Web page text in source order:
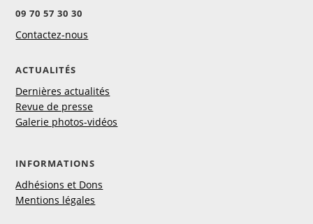
09 70 57 30 30
Contactez-nous
ACTUALITÉS
Dernières actualités
Revue de presse
Galerie photos-vidéos
INFORMATIONS
Adhésions et Dons
Mentions légales